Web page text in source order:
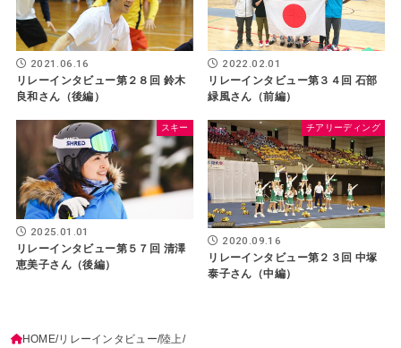
2021.06.16
リレーインタビュー第２８回 鈴木
良和さん（後編）
2022.02.01
リレーインタビュー第３４回 石部
緑風さん（前編）
スキー
2025.01.01
リレーインタビュー第５７回 清澤
恵美子さん（後編）
チアリーディング
2020.09.16
リレーインタビュー第２３回 中塚
泰子さん（中編）
HOME リレーインタビュー 陸上